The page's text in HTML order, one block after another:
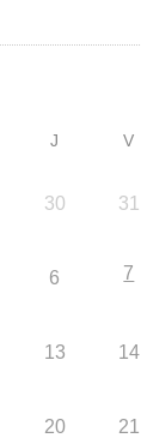
J V
30 31
6 7
13 14
20 21